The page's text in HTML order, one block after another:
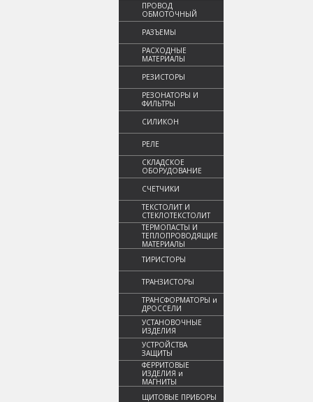
ПРОВОД
ОБМОТОЧНЫЙ
РАЗЪЕМЫ
РАСХОДНЫЕ
МАТЕРИАЛЫ
РЕЗИСТОРЫ
РЕЗОНАТОРЫ И
ФИЛЬТРЫ
СИЛИКОН
РЕЛЕ
СКЛАДСКОЕ
ОБОРУДОВАНИЕ
СЧЕТЧИКИ
ТЕКСТОЛИТ И
СТЕКЛОТЕКСТОЛИТ
ТЕРМОПАСТЫ И
ТЕПЛОПРОВОДЯЩИЕ
МАТЕРИАЛЫ
ТИРИСТОРЫ
ТРАНЗИСТОРЫ
ТРАНСФОРМАТОРЫ и
ДРОССЕЛИ
УСТАНОВОЧНЫЕ
ИЗДЕЛИЯ
УСТРОЙСТВА
ЗАЩИТЫ
ФЕРРИТОВЫЕ
ИЗДЕЛИЯ и
МАГНИТЫ
ЩИТОВЫЕ ПРИБОРЫ